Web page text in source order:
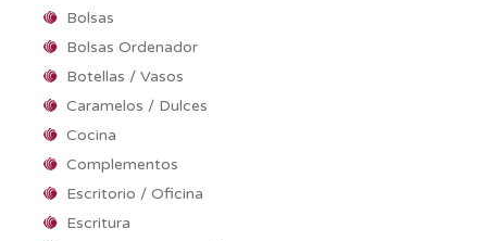
Bolsas
Bolsas Ordenador
Botellas / Vasos
Caramelos / Dulces
Cocina
Complementos
Escritorio / Oficina
Escritura